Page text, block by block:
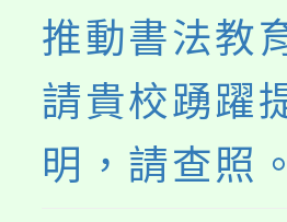
推動書法教
請貴校踴躍
明，請查照。